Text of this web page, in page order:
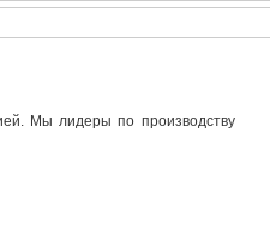
Мы лидеры по производству